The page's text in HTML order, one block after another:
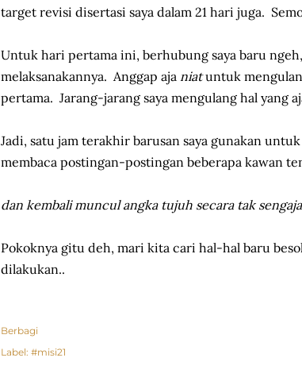
target revisi disertasi saya dalam 21 hari juga.
Untuk hari pertama ini, berhubung saya baru
melaksanakannya. Anggap aja niatuntuk
pertama. Jarang-jarang saya mengulang hal yang
Jadi, satu jam terakhir barusan saya gunakan
membaca postingan-postingan beberapa kawan
dan kembali muncul angka tujuh secara tak
Pokoknya gitu deh, mari kita cari hal-hal baru
dilakukan..
Berbagi
Label: #misi21